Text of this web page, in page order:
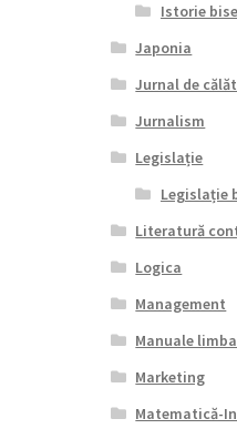
Istorie
Japonia
Jurnal de
Jurnalism
Legislație
Legislație
Literatură
Logica
Management
Manuale
Marketing
Matematică-